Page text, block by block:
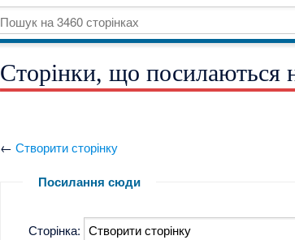
Сторінки, що посилаються
←Створити сторінку
Посилання сюди
Сторінка: